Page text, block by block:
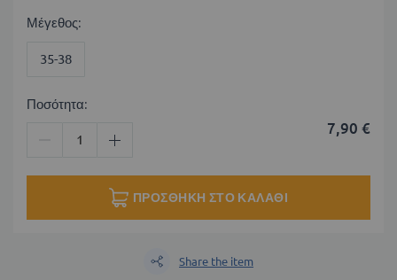
Μέγεθος
35-38
7,90 €
Ποσότητα:
ΠΡΟΣΘΉΚΗ ΣΤΟ ΚΑΛΆΘΙ
Share the item